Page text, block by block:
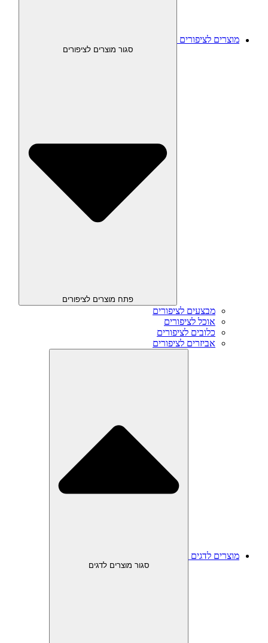
מוצרים לציפורים
סגור מוצרים לציפורים
פתח מוצרים לציפורים
מבצעים לציפורים
אוכל לציפורים
כלובים לציפורים
אביזרים לציפורים
מוצרים לדגים
סגור מוצרים לדגים